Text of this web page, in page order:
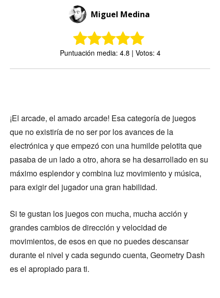
Miguel Medina
Puntuación media: 4.8 | Votos: 4
¡El arcade, el amado arcade! Esa categoría de juegos
que no existiría de no ser por los avances de la
electrónica y que empezó con una humilde pelotita que
pasaba de un lado a otro, ahora se ha desarrollado en su
máximo esplendor y combina luz movimiento y música,
para exigir del jugador una gran habilidad.
Si te gustan los juegos con mucha, mucha acción y
grandes cambios de dirección y velocidad de
movimientos, de esos en que no puedes descansar
durante el nivel y cada segundo cuenta, Geometry Dash
es el apropiado para ti.